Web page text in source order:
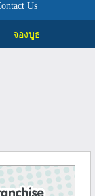
Us
จองบูธ